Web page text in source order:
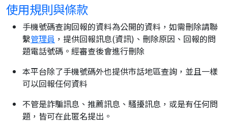
使用規則與條款
手機號碼查詢回報的資料為公開的資料，如需刪除請聯
繫管理員 ，提供回報訊息(資訊)、刪除原因、回報的問
題電話號碼。經審查後會進行刪除
本平台除了手機號碼外也提供市話地區查詢，並且一樣
可以回報任何資料
不管是詐騙訊息、推薦訊息、騷擾訊息，或是有任何問
題，皆可在此匿名提出。